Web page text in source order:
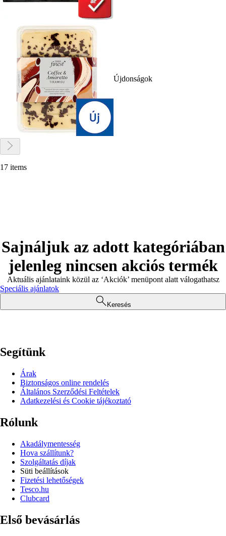
Újdonságok
17 items
Sajnáljuk az adott kategóriában
jelenleg nincsen akciós termék
Aktuális ajánlataink közül az ‘Akciók’ menüpont alatt válogathatsz
Speciális ajánlatok
Keresés
Segítünk
Árak
Biztonságos online rendelés
Általános Szerződési Feltételek
Adatkezelési és Cookie tájékoztató
Rólunk
Akadálymentesség
Hova szállítunk?
Szolgáltatás díjak
Süti beállítások
Fizetési lehetőségek
Tesco.hu
Clubcard
Első bevásárlás